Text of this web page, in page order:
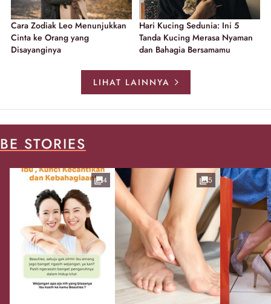
Cara Zodiak Leo Menunjukkan
Cinta ke Orang yang
Disayanginya
Hari Kucing Sedunia: Ini 5
Tanda Kucing Merasa Nyaman
dan Bahagia Bersamamu
LIHAT LAINNYA
BE STORIES
4 5